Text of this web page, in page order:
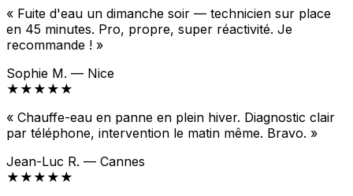
« Fuite d'eau un dimanche soir — technicien sur place
en 45 minutes. Pro, propre, super réactivité. Je
recommande ! »
Sophie M. — Nice
★★★★★
« Chauffe-eau en panne en plein hiver. Diagnostic clair
par téléphone, intervention le matin même. Bravo. »
Jean-Luc R. — Cannes
★★★★★